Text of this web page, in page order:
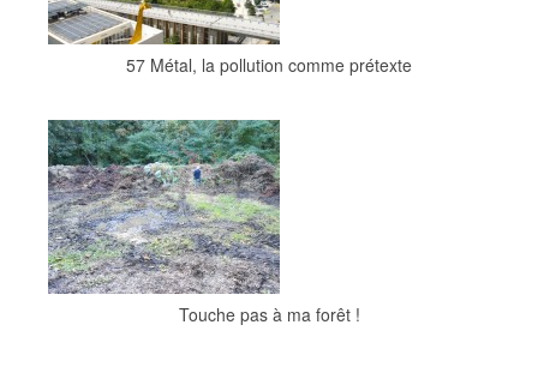
57 Métal, la pollution comme prétexte
Touche pas à ma forêt !